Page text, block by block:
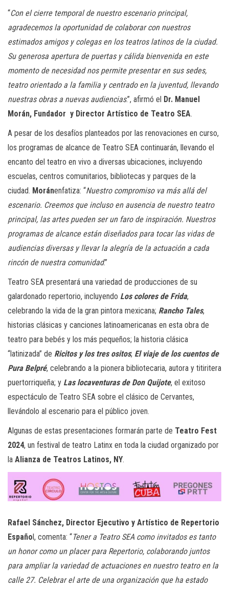
“Con el cierre temporal de nuestro escenario principal,
agradecemos la oportunidad de colaborar con nuestros
estimados amigos y colegas en los teatros latinos de la ciudad.
Su generosa apertura de puertas y cálida bienvenida en este
momento de necesidad nos permite presentar en sus sedes,
teatro orientado a la familia y centrado en la juventud, llevando
nuestras obras a nuevas audiencias.”, afirmó el Dr. Manuel
Morán, Fundador y Director Artístico de Teatro SEA.
A pesar de los desafíos planteados por las renovaciones en curso,
los programas de alcance de Teatro SEA continuarán, llevando el
encanto del teatro en vivo a diversas ubicaciones, incluyendo
escuelas, centros comunitarios, bibliotecas y parques de la
ciudad. Moránenfatiza: “Nuestro compromiso va más allá del
escenario. Creemos que incluso en ausencia de nuestro teatro
principal, las artes pueden ser un faro de inspiración. Nuestros
programas de alcance están diseñados para tocar las vidas de
audiencias diversas y llevar la alegría de la actuación a cada
rincón de nuestra comunidad.”
Teatro SEA presentará una variedad de producciones de su
galardonado repertorio, incluyendo Los colores de Frida,
celebrando la vida de la gran pintora mexicana; Rancho Tales,
historias clásicas y canciones latinoamericanas en esta obra de
teatro para bebés y los más pequeños; la historia clásica
“latinizada” de Ricitos y los tres ositos; El viaje de los cuentos de
Pura Belpré, celebrando a la pionera bibliotecaria, autora y titiritera
puertorriqueña; y Las locaventuras de Don Quijote, el exitoso
espectáculo de Teatro SEA sobre el clásico de Cervantes,
llevándolo al escenario para el público joven.
Algunas de estas presentaciones formarán parte de Teatro Fest
2024, un festival de teatro Latinx en toda la ciudad organizado por
la Alianza de Teatros Latinos, NY.
Rafael Sánchez, Director Ejecutivo y Artístico de Repertorio
Españo l, comenta: “Tener a Teatro SEA como invitados es tanto
un honor como un placer para Repertorio, colaborando juntos
para ampliar la variedad de actuaciones en nuestro teatro en la
calle 27. Celebrar el arte de una organización que ha estado